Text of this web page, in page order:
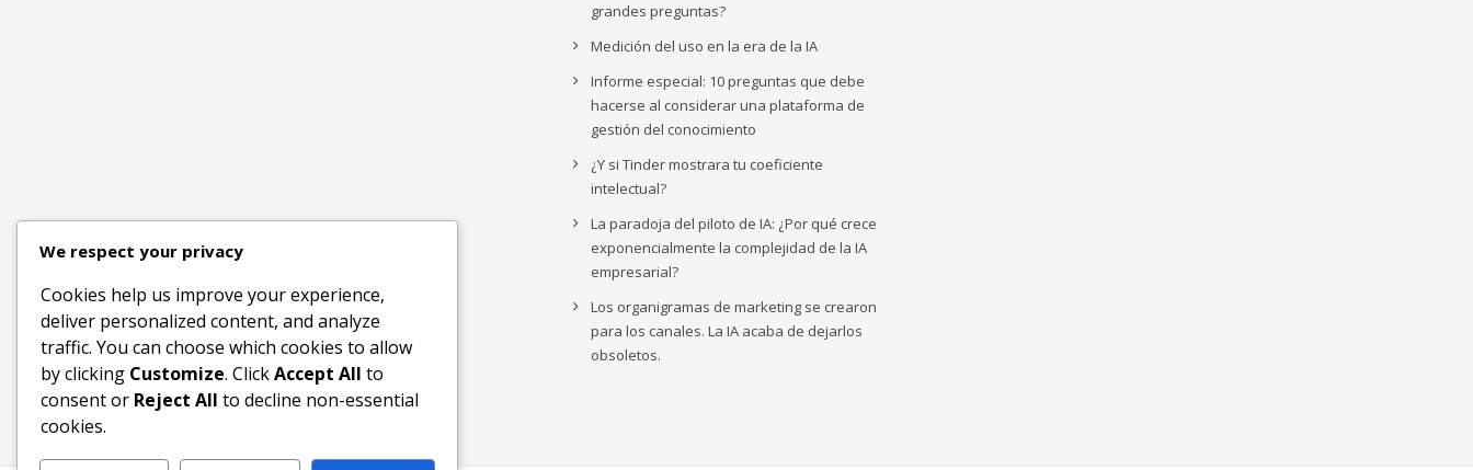
grandes preguntas?
Medición del uso en la era de la IA
Informe especial: 10 preguntas que debe
hacerse al considerar una plataforma de
gestión del conocimiento
¿Y si Tinder mostrara tu coeficiente
intelectual?
La paradoja del piloto de IA: ¿Por qué crece
exponencialmente la complejidad de la IA
empresarial?
Los organigramas de marketing se crearon
para los canales. La IA acaba de dejarlos
obsoletos.
We respect your privacy
Cookies help us improve your experience,
deliver personalized content, and analyze
traffic. You can choose which cookies to allow
by clicking Customize. ClickAccept All to
consent or Reject All to decline non-essential
cookies.